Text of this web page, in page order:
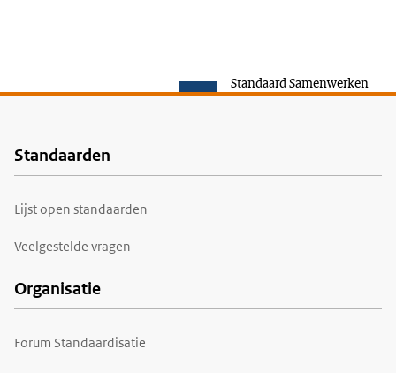
Standaard Samenwerken
Voet
Standaarden
Lijst open standaarden
Veelgestelde vragen
Organisatie
Forum Standaardisatie